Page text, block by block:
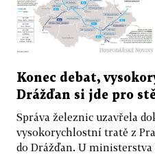
Konec debat,
Drážďan si jde pro
Správa železnic uzavřela
vysokorychlostní tratě z
do Drážďan. U